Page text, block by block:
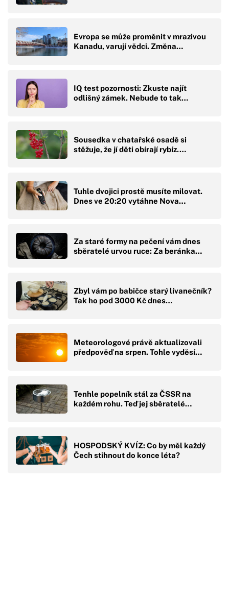
Evropa se může proměnit v mrazivou
Kanadu, varují vědci. Změna…
IQ test pozornosti: Zkuste najít
odlišný zámek. Nebude to tak…
Sousedka v chatařské osadě si
stěžuje, že jí děti obírají rybíz.…
Tuhle dvojici prostě musíte milovat.
Dnes ve 20:20 vytáhne Nova…
Za staré formy na pečení vám dnes
sběratelé urvou ruce: Za beránka…
Zbyl vám po babičce starý lívanečník?
Tak ho pod 3000 Kč dnes…
Meteorologové právě aktualizovali
předpověď na srpen. Tohle vyděsí…
Tenhle popelník stál za ČSSR na
každém rohu. Teď jej sběratelé…
HOSPODSKÝ KVÍZ: Co by měl každý
Čech stihnout do konce léta?